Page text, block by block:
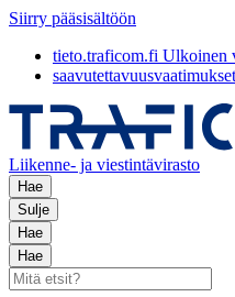
Siirry pääsisältöön
tieto.traficom.fi Ulkoinen
Liikenne- ja viestintävirasto
Hae
Sulje
Hae
Hae